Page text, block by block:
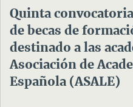
Quinta
de becas de
destinado a las
Asociación de
Española (ASALE)